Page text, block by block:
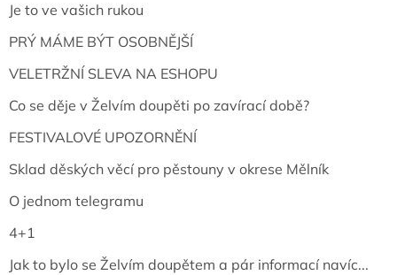
Je to ve vašich rukou
PRÝ MÁME BÝT OSOBNĚJŠÍ
VELETRŽNÍ SLEVA NA ESHOPU
Co se děje v Želvím doupěti po zavírací době?
FESTIVALOVÉ UPOZORNĚNÍ
Sklad děských věcí pro pěstouny v okrese Mělník
O jednom telegramu
4+1
Jak to bylo se Želvím doupětem a pár informací navíc...